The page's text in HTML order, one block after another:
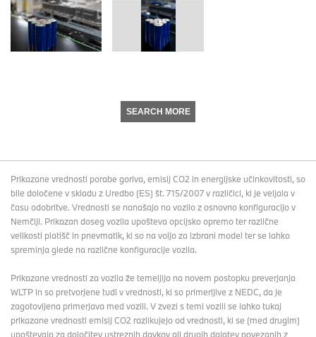
SEARCH MORE
Prikazane vrednosti porabe goriva, emisij CO2 in energijske učinkovitosti, so
bile določene v skladu z Uredbo (ES) št. 715/2007 v različici, ki je veljala v
času odobritve. Vrednosti se nanašajo na vozilo z osnovno konfiguracijo v
Nemčiji. Prikazan doseg vozila upošteva opcijsko opremo ter različne
velikosti platišč in pnevmatik, ki so na voljo za izbrani model ter se lahko
spreminja glede na različne konfiguracije vozila.
Prikazane vrednosti za vozila že temeljijo na novem postopku preverjanja
WLTP in so pretvorjene tudi v vrednosti, ki so primerljive z NEDC, da je
zagotovljena primerjava med vozili. V zvezi s temi vozili se lahko tukaj
prikazane vrednosti emisij CO2 razlikujejo od vrednosti, ki se (med drugim)
upoštevajo za določitev ustreznih davkov ali drugih dajatev povezanih z